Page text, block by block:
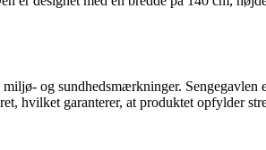
og sundhedsmærkninger.
garanterer, at produktet opfylder